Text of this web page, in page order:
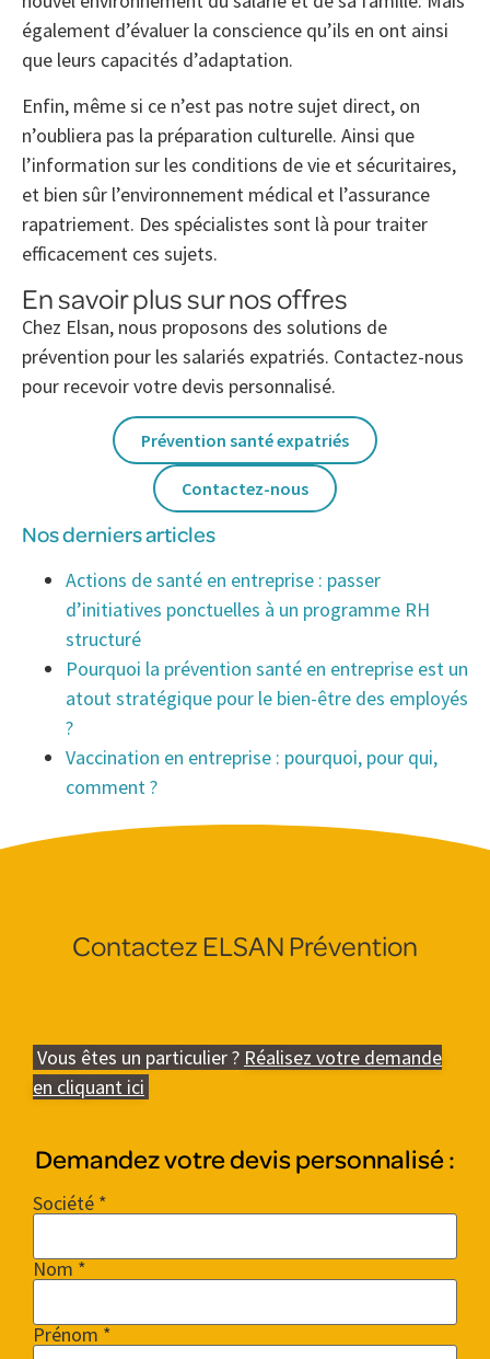
également d’évaluer la conscience qu’ils en ont ainsi
que leurs capacités d’adaptation.
Enfin, même si ce n’est pas notre sujet direct, on
n’oubliera pas la préparation culturelle. Ainsi que
l’information sur les conditions de vie et sécuritaires,
et bien sûr l’environnement médical et l’assurance
rapatriement. Des spécialistes sont là pour traiter
efficacement ces sujets.
En savoir plus sur nos offres
Chez Elsan, nous proposons des solutions de
prévention pour les salariés expatriés. Contactez-nous
pour recevoir votre devis personnalisé.
Prévention santé expatriés
Contactez-nous
Nos derniers articles
Actions de santé en entreprise : passer
d’initiatives ponctuelles à un programme RH
structuré
Pourquoi la prévention santé en entreprise est un
atout stratégique pour le bien-être des employés
?
Vaccination en entreprise : pourquoi, pour qui,
comment ?
Contactez ELSAN Prévention
Vous êtes un particulier ? Réalisez votre demande
en cliquant ici
Demandez votre devis personnalisé :
Société *
Nom *
Prénom *